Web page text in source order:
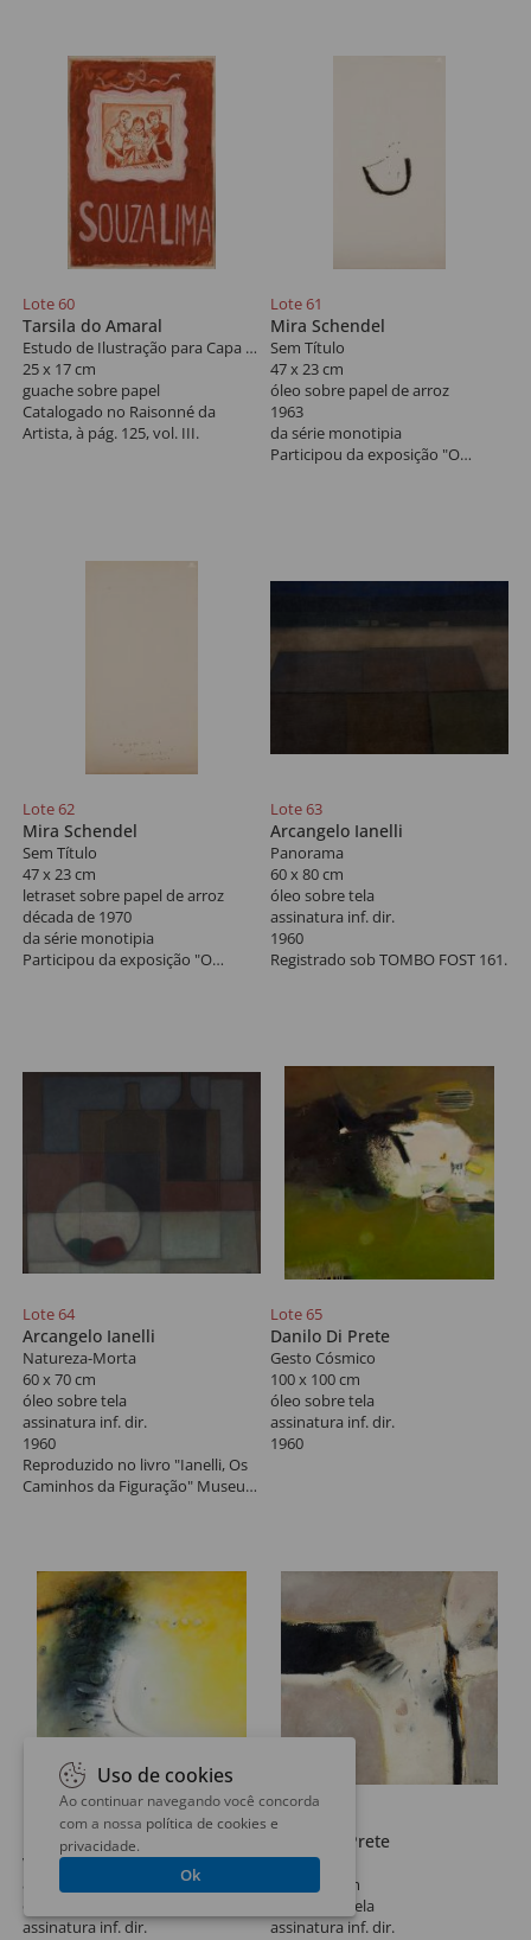
masculino", curadoria de Paulo
Sergio Duarte, no MAM-SP, 2018,
reproduzido no livro da mostra
na pág. 80.
Lote 60
Tarsila do Amaral
Estudo de Ilustração para Capa do Livro "O Futuro Pianista" de Souza Lima
25 x 17 cm
guache sobre papel
Catalogado no Raisonné da
Artista, à pág. 125, vol. III.
Lote 61
Mira Schendel
Sem Título
47 x 23 cm
óleo sobre papel de arroz
1963
da série monotipia
Participou da exposição "O
Lote 62
Mira Schendel
Sem Título
47 x 23 cm
letraset sobre papel de arroz
década de 1970
da série monotipia
Participou da exposição "O
Lote 63
Arcangelo Ianelli
Panorama
60 x 80 cm
óleo sobre tela
assinatura inf. dir.
1960
Registrado sob TOMBO FOST 161.
Lote 64
Arcangelo Ianelli
Natureza-Morta
60 x 70 cm
óleo sobre tela
assinatura inf. dir.
1960
Reproduzido no livro "Ianelli, Os
Caminhos da Figuração" Museu
Lote 65
Danilo Di Prete
Gesto Cósmico
100 x 100 cm
óleo sobre tela
assinatura inf. dir.
1960
Lote 66
Danilo Di Prete
Viareggio
80 x 80 cm
óleo sobre tela
assinatura inf. dir.
Lote 67
Danilo Di Prete
Sem Título
100 x 100 cm
óleo sobre tela
assinatura inf. dir.
Uso de cookies
Ao continuar navegando você concorda
com a nossa política de cookies e
privacidade.
Ok